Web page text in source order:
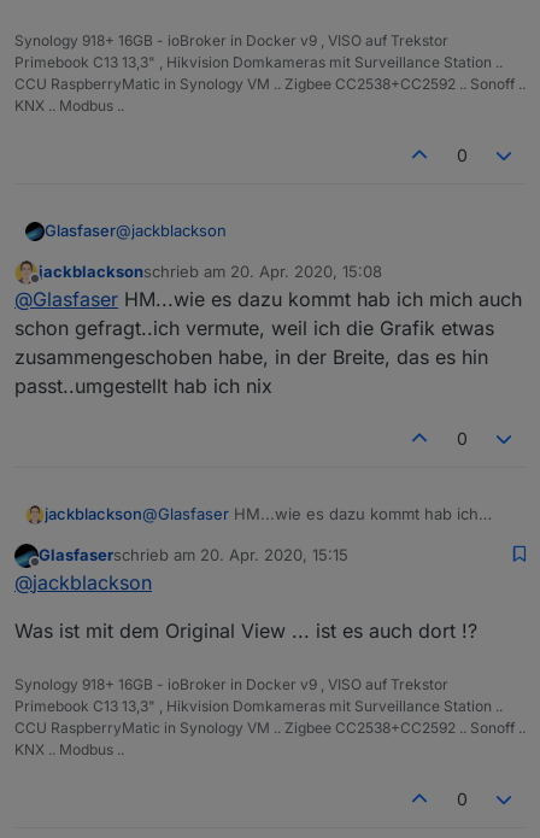
Synology 918+ 16GB - ioBroker in Docker v9 , VISO auf Trekstor
Primebook C13 13,3" , Hikvision Domkameras mit Surveillance Station ..
CCU RaspberryMatic in Synology VM .. Zigbee CC2538+CC2592 .. Sonoff ..
KNX .. Modbus ..
0
Glasfaser@jackblackson
Vielleicht an der Zeitdarstellung !?
Deins 1 3 5 7 ....
Original 1 2 3 4 5 6 .....
Offline
jackblacksonschrieb am 20. Apr. 2020, 15:08
zuletzt editiert von
@Glasfaser HM...wie es dazu kommt hab ich mich auch
schon gefragt..ich vermute, weil ich die Grafik etwas
zusammengeschoben habe, in der Breite, das es hin
passt..umgestellt hab ich nix
0
jackblackson@Glasfaser HM...wie es dazu kommt hab ich
die Grafik etwas zusammengeschoben habe, in
der Breite, das es hin passt..umgestellt hab ich
Offline
Glasfaserschrieb am 20. Apr. 2020, 15:15
zuletzt editiert von
@jackblackson
Was ist mit dem Original View ... ist es auch dort !?
Synology 918+ 16GB - ioBroker in Docker v9 , VISO auf Trekstor
Primebook C13 13,3" , Hikvision Domkameras mit Surveillance Station ..
CCU RaspberryMatic in Synology VM .. Zigbee CC2538+CC2592 .. Sonoff ..
KNX .. Modbus ..
0